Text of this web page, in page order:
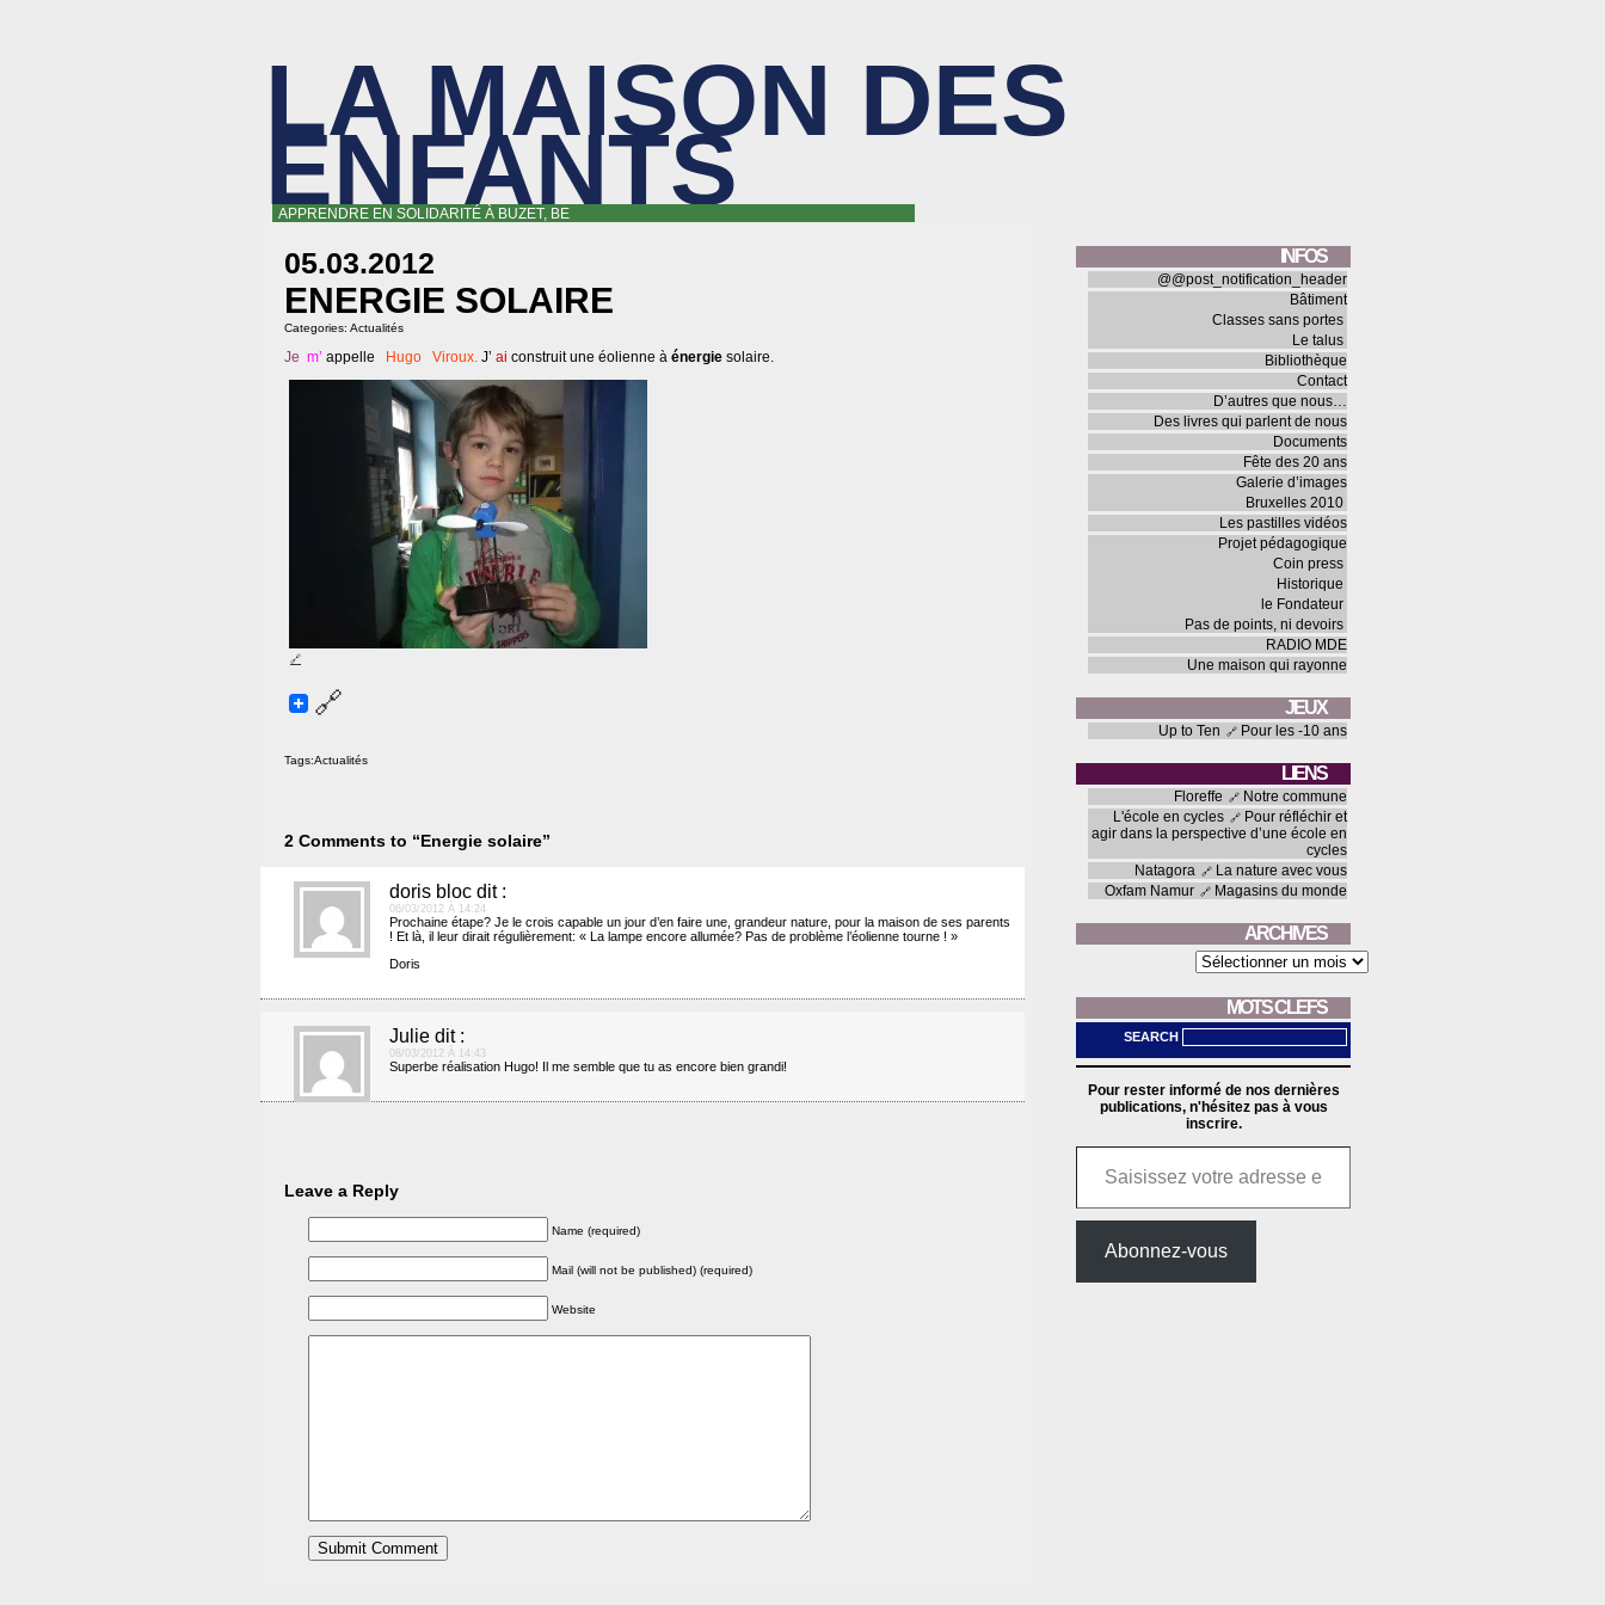
LA MAISON DES
ENFANTS
APPRENDRE EN SOLIDARITÉ À BUZET, BE
05.03.2012
ENERGIE SOLAIRE
Categories: Actualités
Je m’ appelle Hugo Viroux. J’ ai construit une éolienne à énergie solaire.
Tags:Actualités
2 Comments to “Energie solaire”
doris bloc dit :
06/03/2012 À 14:24
Prochaine étape? Je le crois capable un jour d’en faire une, grandeur nature, pour la maison de ses parents
! Et là, il leur dirait régulièrement: « La lampe encore allumée? Pas de problème l’éolienne tourne ! »
Doris
Julie dit :
08/03/2012 À 14:43
Superbe réalisation Hugo! Il me semble que tu as encore bien grandi!
Leave a Reply
Name (required)
Mail (will not be published) (required)
Website
INFOS
@@post_notification_header
Bâtiment
Classes sans portes
Le talus
Bibliothèque
Contact
D’autres que nous…
Des livres qui parlent de nous
Documents
Fête des 20 ans
Galerie d’images
Bruxelles 2010
Les pastilles vidéos
Projet pédagogique
Coin press
Historique
le Fondateur
Pas de points, ni devoirs
RADIO MDE
Une maison qui rayonne
JEUX
Up to Ten Pour les -10 ans
LIENS
Floreffe
Notre commune
L'école en cycles
Pour réfléchir et
agir dans la perspective d’une école en
cycles
Natagora
La nature avec vous
Oxfam Namur
Magasins du monde
ARCHIVES
MOTS CLEFS
SEARCH
Pour rester informé de nos dernières
publications, n'hésitez pas à vous
inscrire.
Saisissez votre adresse e-mail…
Abonnez-vous